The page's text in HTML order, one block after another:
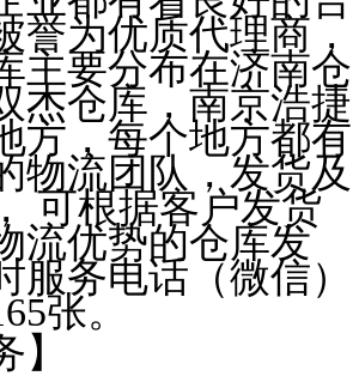
誉为优质代理商，
主要分布在济南仓
杰仓库，南京浩捷
方，每个地方都有
物流团队，发货及
可根据客户发货
流优势的仓库发
服务电话（微信）
张。
】